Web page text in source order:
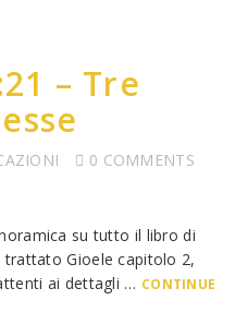
– Tre
0 COMMENTS
su tutto il libro di
Gioele capitolo 2,
ai dettagli … CONTINUE